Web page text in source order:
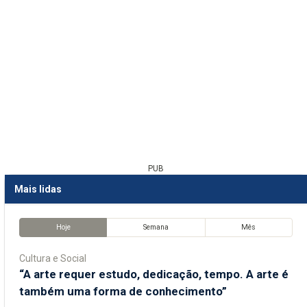
PUB
Mais lidas
Hoje Semana Mês
Cultura e Social
“A arte requer estudo, dedicação, tempo. A arte é
também uma forma de conhecimento”